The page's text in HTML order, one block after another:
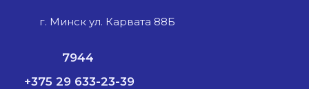
г. Минск ул. Карвата 88Б
7944
+375 29 633-23-39